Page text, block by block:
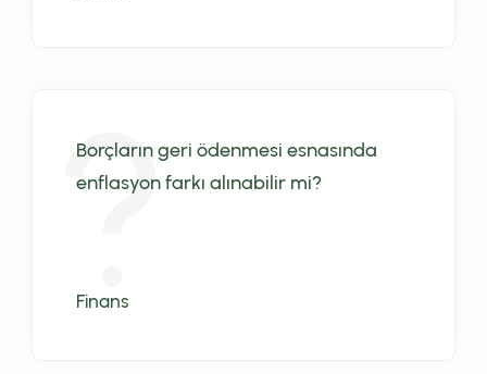
Borçların geri ödenmesi esnasında
enflasyon farkı alınabilir mi?
Finans